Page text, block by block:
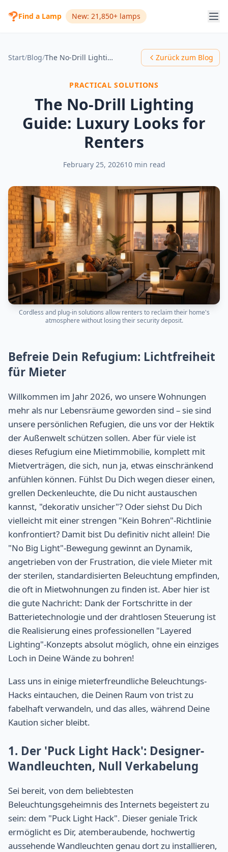
Find a Lamp New: 21,850+ lamps
Start/Blog/ The No-Drill Lighting Guide: Luxury Looks for Renters Zurück zum Blog
PRACTICAL SOLUTIONS
The No-Drill Lighting
Guide: Luxury Looks for
Renters
February 25, 202610 min read
Cordless and plug-in solutions allow renters to reclaim their home's
atmosphere without losing their security deposit.
Befreie Dein Refugium: Lichtfreiheit
für Mieter
Willkommen im Jahr 2026, wo unsere Wohnungen
mehr als nur Lebensräume geworden sind – sie sind
unsere persönlichen Refugien, die uns vor der Hektik
der Außenwelt schützen sollen. Aber für viele ist
dieses Refugium eine Mietimmobilie, komplett mit
Mietverträgen, die sich, nun ja, etwas einschränkend
anfühlen können. Fühlst Du Dich wegen dieser einen,
grellen Deckenleuchte, die Du nicht austauschen
kannst, "dekorativ unsicher"? Oder siehst Du Dich
vielleicht mit einer strengen "Kein Bohren"-Richtlinie
konfrontiert? Damit bist Du definitiv nicht allein! Die
"No Big Light"-Bewegung gewinnt an Dynamik,
angetrieben von der Frustration, die viele Mieter mit
der sterilen, standardisierten Beleuchtung empfinden,
die oft in Mietwohnungen zu finden ist. Aber hier ist
die gute Nachricht: Dank der Fortschritte in der
Batterietechnologie und der drahtlosen Steuerung ist
die Realisierung eines professionellen "Layered
Lighting"-Konzepts absolut möglich, ohne ein einziges
Loch in Deine Wände zu bohren!
Lass uns in einige mieterfreundliche Beleuchtungs-
Hacks eintauchen, die Deinen Raum von trist zu
fabelhaft verwandeln, und das alles, während Deine
Kaution sicher bleibt.
1. Der 'Puck Light Hack': Designer-
Wandleuchten, Null Verkabelung
Sei bereit, von dem beliebtesten
Beleuchtungsgeheimnis des Internets begeistert zu
sein: dem "Puck Light Hack". Dieser geniale Trick
ermöglicht es Dir, atemberaubende, hochwertig
aussehende Wandleuchten genau dort zu installieren,